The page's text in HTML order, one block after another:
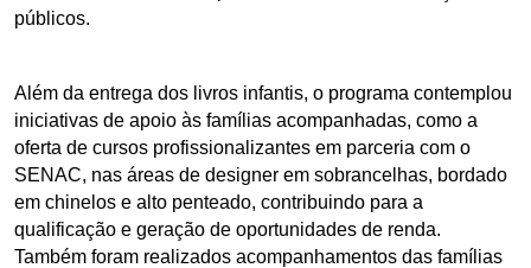
públicos.
Além da entrega dos livros infantis, o programa contemplou
iniciativas de apoio às famílias acompanhadas, como a
oferta de cursos profissionalizantes em parceria com o
SENAC, nas áreas de designer em sobrancelhas, bordado
em chinelos e alto penteado, contribuindo para a
qualificação e geração de oportunidades de renda.
Também foram realizados acompanhamentos das famílias